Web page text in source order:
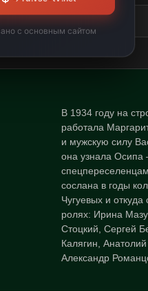
В 1934 году на
работала
и мужскую силу
она узнала Осипа
сослана в годы
Чугуевых и
ролях: Ирина
Стоцкий, Сергей
Калягин,
Александр
с основным сайтом